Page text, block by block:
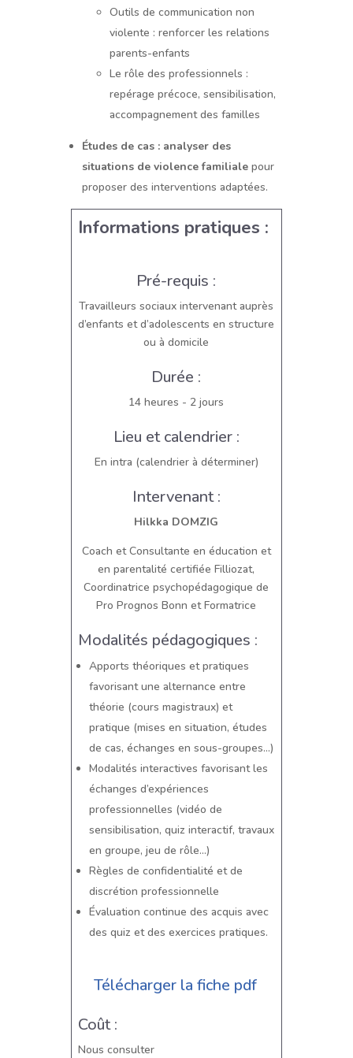
Outils de communication non
violente : renforcer les relations
parents-enfants
Le rôle des professionnels :
repérage précoce, sensibilisation,
accompagnement des familles
Études de cas : analyser des
situations de violence familialepour
proposer des interventions adaptées.
Informations pratiques :
Pré-requis :
Travailleurs sociaux intervenant auprès
d’enfants et d’adolescents en structure
ou à domicile
Durée :
14 heures - 2 jours
Lieu et calendrier :
En intra (calendrier à déterminer)
Intervenant :
Hilkka DOMZIG
Coach et Consultante en éducation et
en parentalité certifiée Filliozat,
Coordinatrice psychopédagogique de
Pro Prognos Bonn et Formatrice
Modalités pédagogiques :
Apports théoriques et pratiques
favorisant une alternance entre
théorie (cours magistraux) et
pratique (mises en situation, études
de cas, échanges en sous-groupes…)
Modalités interactives favorisant les
échanges d’expériences
professionnelles (vidéo de
sensibilisation, quiz interactif, travaux
en groupe, jeu de rôle…)
Règles de confidentialité et de
discrétion professionnelle
Évaluation continue des acquis avec
des quiz et des exercices pratiques.
Télécharger la fiche pdf
Coût :
Nous consulter